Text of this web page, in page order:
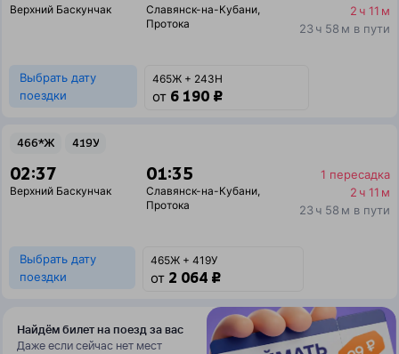
Верхний Баскунчак Славянск-на-Кубани,
Протока
2 ч 11 м
23 ч 58 м в пути
Выбрать дату
поездки
465Ж + 243Н
от 6 190 ₽
466*Ж 419У
02:37
Верхний Баскунчак
01:35
Славянск-на-Кубани,
Протока
1 пересадка
2 ч 11 м
23 ч 58 м в пути
Выбрать дату
поездки
465Ж + 419У
от 2 064 ₽
Найдём билет на поезд за вас
Даже если сейчас нет мест